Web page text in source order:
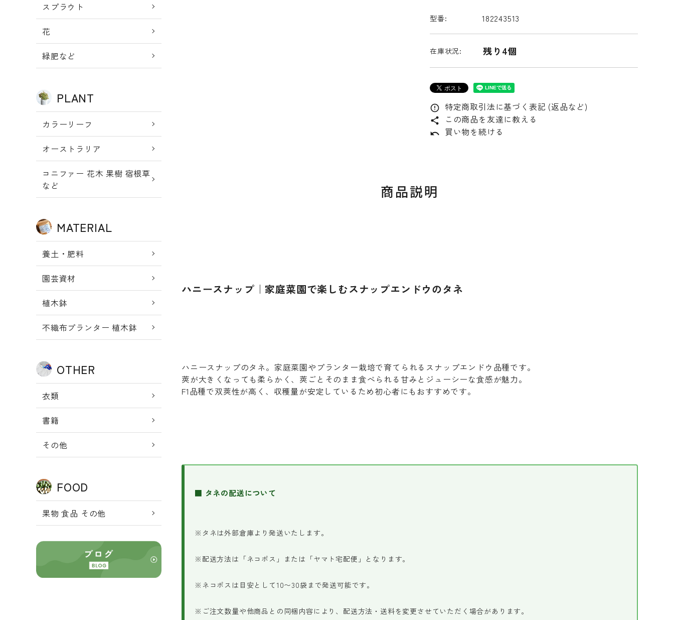
ようこそ ゲスト 様
ログイン
スプラウト
花
緑肥など
PLANT
カラーリーフ
オーストラリア
コニファー 花木 果樹 宿根草
など
MATERIAL
養土・肥料
園芸資材
植木鉢
不織布プランター 植木鉢
OTHER
衣類
書籍
その他
FOOD
果物 食品 その他
型番: 182243513
在庫状況: 残り4個
error_outline 特定商取引法に基づく表記 (返品など)
share この商品を友達に教える
undo 買い物を続ける
商品説明
ハニースナップ｜家庭菜園で楽しむスナップエンドウのタネ
ハニースナップのタネ。家庭菜園やプランター栽培で育てられるスナップエンドウ品種です。
莢が大きくなっても柔らかく、莢ごとそのまま食べられる甘みとジューシーな食感が魅力。
F1品種で双莢性が高く、収穫量が安定しているため初心者にもおすすめです。
■ タネの配送について
※タネは外部倉庫より発送いたします。
※配送方法は「ネコポス」または「ヤマト宅配便」となります。
※ネコポスは目安として10〜30袋まで発送可能です。
※ご注文数量や他商品との同梱内容により、配送方法・送料を変更させていただく場合があります。